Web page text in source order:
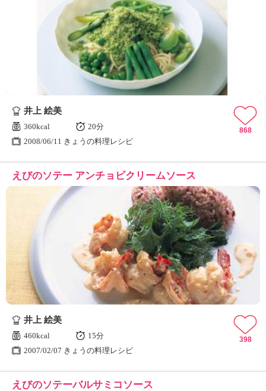
井上 絵美
360kcal
20分
2008/06/11 きょうの料理レシピ
868
えびのソテー アンチョビクリームソース
井上 絵美
460kcal
15分
2007/02/07 きょうの料理レシピ
398
えびのソテーバルサミコソース